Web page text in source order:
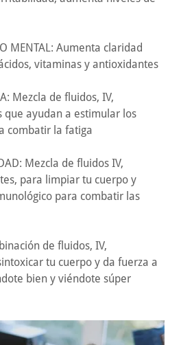
MENTAL: Aumenta claridad
vitaminas y antioxidantes
Mezcla de fluidos, IV,
que ayudan a estimular los
combatir la fatiga
Mezcla de fluidos IV,
para limpiar tu cuerpo y
para combatir las
de fluidos, IV,
tu cuerpo y da fuerza a
bien y viéndote súper